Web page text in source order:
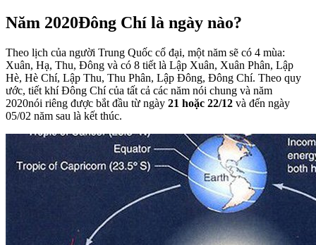
Năm 2020Đông Chí là ngày nào?
Theo lịch của người Trung Quốc cổ đại, một năm sẽ có 4 mùa:
Xuân, Hạ, Thu, Đông và có 8 tiết là Lập Xuân, Xuân Phân, Lập
Hè, Hè Chí, Lập Thu, Thu Phân, Lập Đông, Đông Chí. Theo quy
ước, tiết khí Đông Chí của tất cả các năm nói chung và năm
2020nói riêng được bắt đầu từ ngày 21 hoặc 22/12 và đến ngày
05/02 năm sau là kết thúc.